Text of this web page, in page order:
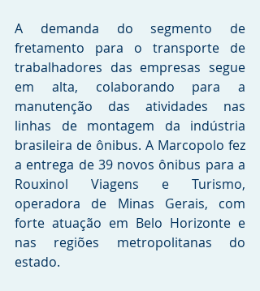
A demanda do segmento de
fretamento para o transporte de
trabalhadores das empresas segue
em alta, colaborando para a
manutenção das atividades nas
linhas de montagem da indústria
brasileira de ônibus. A Marcopolo fez
a entrega de 39 novos ônibus para a
Rouxinol Viagens e Turismo,
operadora de Minas Gerais, com
forte atuação em Belo Horizonte e
nas regiões metropolitanas do
estado.